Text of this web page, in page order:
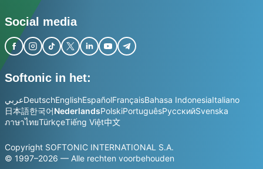
Social media
Softonic in het:
عربيDeutschEnglishEspañolFrançaisBahasa IndonesiaItaliano
日本語한국어NederlandsPolskiPortuguêsРусскийSvenska
ภาษาไทยTürkçeTiếng Việt中文
Copyright SOFTONIC INTERNATIONAL S.A.
© 1997–2026 — Alle rechten voorbehouden